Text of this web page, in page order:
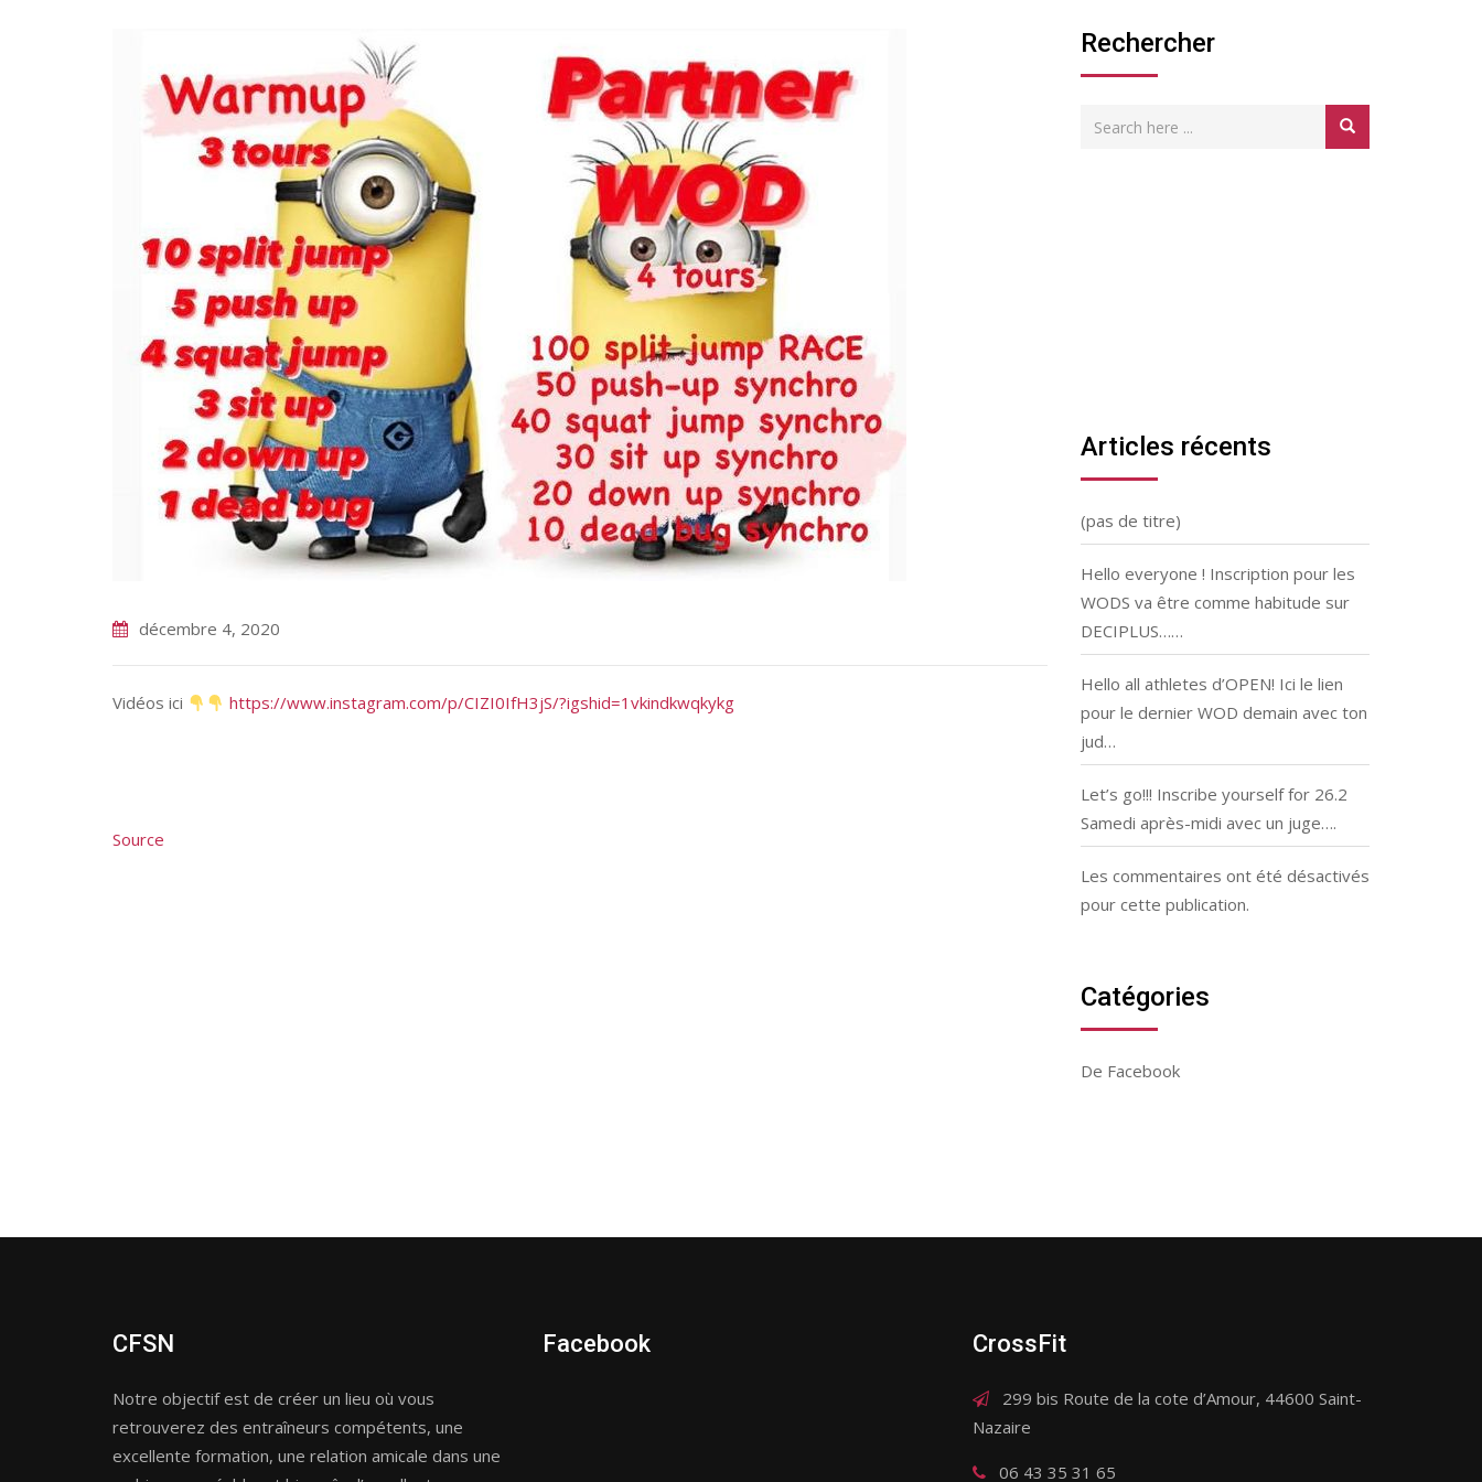
décembre 4, 2020
Vidéos ici https://www.instagram.com/p/CIZI0IfH3jS/?igshid=1vkindkwqkykg
Source
Rechercher
Articles récents
(pas de titre)
Hello everyone ! Inscription pour les
WODS va être comme habitude sur
DECIPLUS……
Hello all athletes d’OPEN! Ici le lien
pour le dernier WOD demain avec ton
jud…
Let’s go!!! Inscribe yourself for 26.2
Samedi après-midi avec un juge….
Les commentaires ont été désactivés
pour cette publication.
Catégories
De Facebook
CFSN
Notre objectif est de créer un lieu où vous
retrouverez des entraîneurs compétents, une
excellente formation, une relation amicale dans une
Facebook CrossFit
299 bis Route de la cote d’Amour, 44600 Saint-
Nazaire
06 43 35 31 65